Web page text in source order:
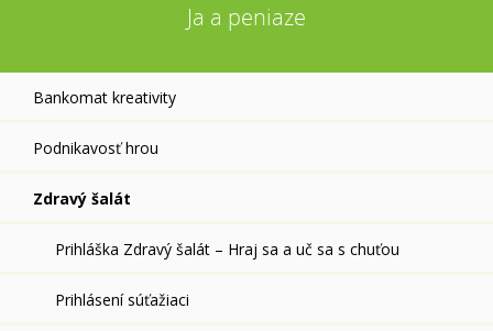
Ja a peniaze
Bankomat kreativity
Podnikavosť hrou
Zdravý šalát
Prihláška Zdravý šalát – Hraj sa a uč sa s chuťou
Prihlásení súťažiaci